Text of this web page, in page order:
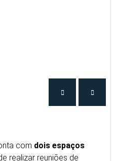
com dois espaços
realizar reuniões de